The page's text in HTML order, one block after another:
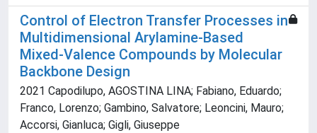
Control of Electron Transfer Processes in
Multidimensional Arylamine-Based
Mixed-Valence Compounds by Molecular
Backbone Design
2021 Capodilupo, AGOSTINA LINA; Fabiano, Eduardo;
Franco, Lorenzo; Gambino, Salvatore; Leoncini, Mauro;
Accorsi, Gianluca; Gigli, Giuseppe